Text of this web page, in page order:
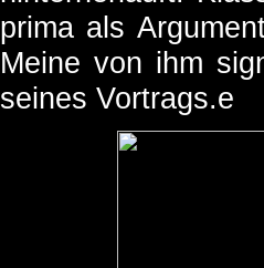
prima als
Meine von ihm
seines Vortrags.e